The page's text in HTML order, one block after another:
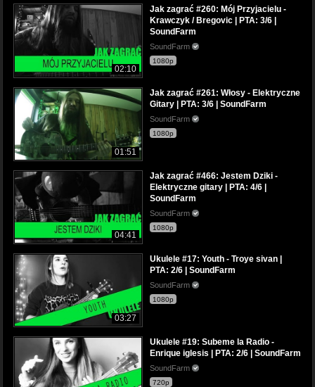
02:10
Jak zagrać #260: Mój Przyjacielu -
Krawczyk / Bregovic | PTA: 3/6 |
SoundFarm
SoundFarm
1080p
01:51
Jak zagrać #261: Włosy - Elektryczne
Gitary | PTA: 3/6 | SoundFarm
SoundFarm
1080p
04:41
Jak zagrać #466: Jestem Dziki -
Elektryczne gitary | PTA: 4/6 |
SoundFarm
SoundFarm
1080p
03:27
Ukulele #17: Youth - Troye sivan |
PTA: 2/6 | SoundFarm
SoundFarm
1080p
Ukulele #19: Subeme la Radio -
Enrique iglesis | PTA: 2/6 | SoundFarm
SoundFarm
720p